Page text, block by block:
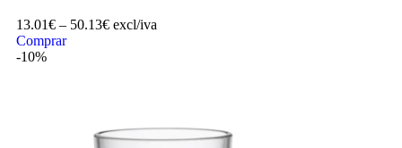
13.01€ – 50.13€ excl/iva
Comprar
-10%